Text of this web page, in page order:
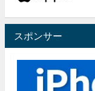
スポンサー